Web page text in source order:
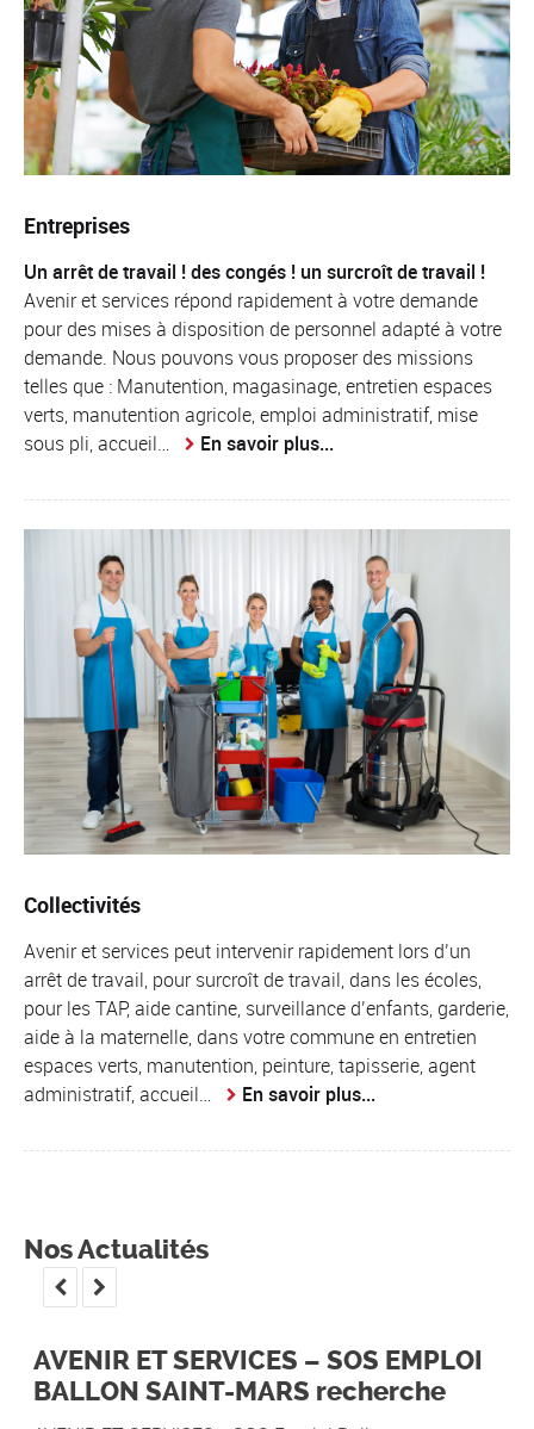
Entreprises
Un arrêt de travail ! des congés ! un surcroît de travail !
Avenir et services répond rapidement à votre demande
pour des mises à disposition de personnel adapté à votre
demande. Nous pouvons vous proposer des missions
telles que : Manutention, magasinage, entretien espaces
verts, manutention agricole, emploi administratif, mise
sous pli, accueil…
En savoir plus...
Collectivités
Avenir et services peut intervenir rapidement lors d’un
arrêt de travail, pour surcroît de travail, dans les écoles,
pour les TAP, aide cantine, surveillance d’enfants, garderie,
aide à la maternelle, dans votre commune en entretien
espaces verts, manutention, peinture, tapisserie, agent
administratif, accueil…
En savoir plus...
Nos Actualités
 
AVENIR ET SERVICES – SOS EMPLOI
BALLON SAINT-MARS recherche